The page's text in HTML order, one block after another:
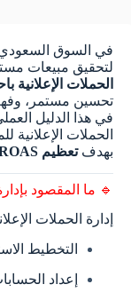
في السوق
لتحقيق مبيعات
الحملات الإعلانية
تحسين مستمر،
في هذا الدليل
الحملات الإعلانية
بهدفتعظيم ROAS
🔹 ما المقصود
إدارة الحملات
التخطيط
إعداد